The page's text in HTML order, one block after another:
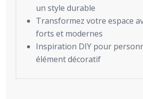
un style durable
Transformez votre espace
forts et modernes
Inspiration DIY pour
élément décoratif